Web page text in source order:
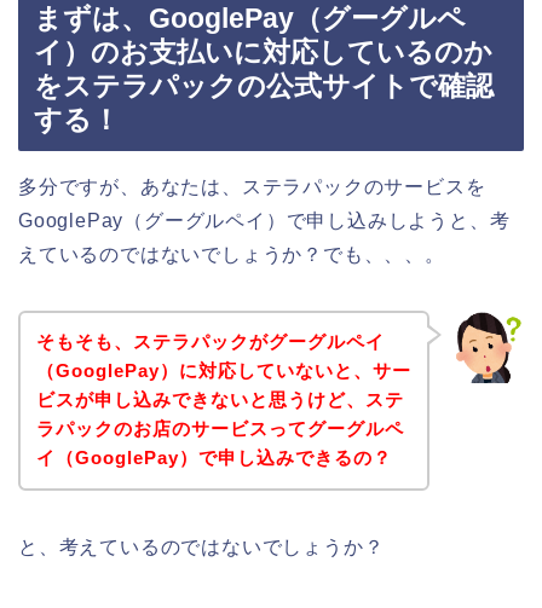
まずは、GooglePay（グーグルペ
イ）のお支払いに対応しているのか
をステラパックの公式サイトで確認
する！
多分ですが、あなたは、ステラパックのサービスを
GooglePay（グーグルペイ）で申し込みしようと、考
えているのではないでしょうか？でも、、、。
そもそも、ステラパックがグーグルペイ
（GooglePay）に対応していないと、サー
ビスが申し込みできないと思うけど、ステ
ラパックのお店のサービスってグーグルペ
イ（GooglePay）で申し込みできるの？
と、考えているのではないでしょうか？